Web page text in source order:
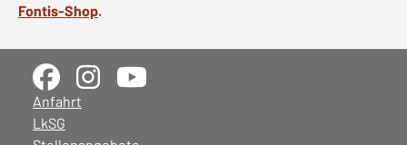
Fontis-Shop.
Anfahrt
LkSG